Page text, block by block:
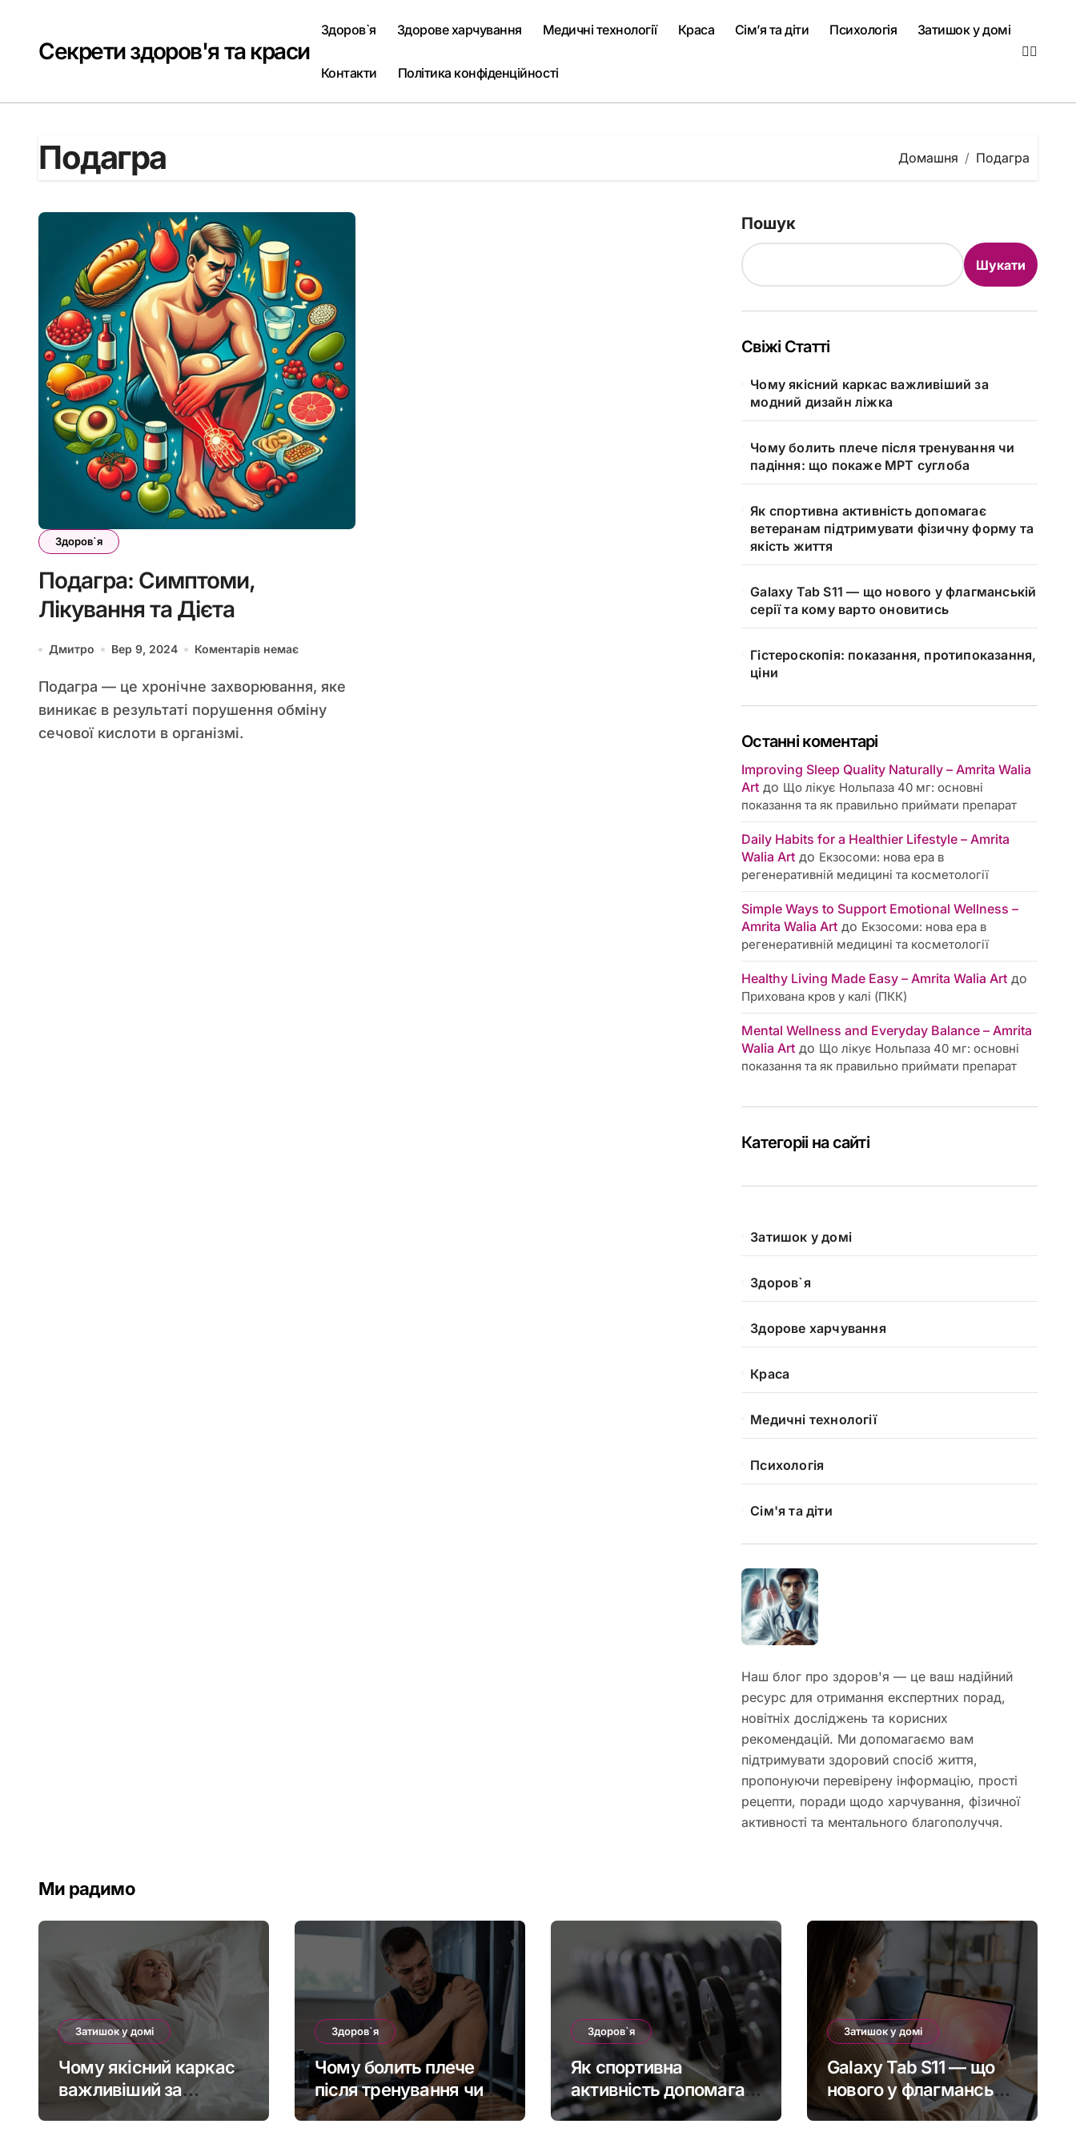
Секрети здоров'я та краси
Здоров`я Здорове харчування Медичні технології Краса Сім’я та діти Психологія Затишок у домі
Контакти Політика конфіденційності
Подагра Домашня Подагра
Здоров`я
Подагра: Симптоми,
Лікування та Дієта
Дмитро Вер 9, 2024 Коментарів немає
Подагра — це хронічне захворювання, яке
виникає в результаті порушення обміну
сечової кислоти в організмі.
Пошук
Шукати
Свіжі Статті
Чому якісний каркас важливіший за
модний дизайн ліжка
Чому болить плече після тренування чи
падіння: що покаже МРТ суглоба
Як спортивна активність допомагає
ветеранам підтримувати фізичну форму та
якість життя
Galaxy Tab S11 — що нового у флагманській
серії та кому варто оновитись
Гістероскопія: показання, протипоказання,
ціни
Останні коментарі
Improving Sleep Quality Naturally – Amrita Walia
Art до Що лікує Нольпаза 40 мг: основні
показання та як правильно приймати препарат
Daily Habits for a Healthier Lifestyle – Amrita
Walia Art до Екзосоми: нова ера в
регенеративній медицині та косметології
Simple Ways to Support Emotional Wellness –
Amrita Walia Art до Екзосоми: нова ера в
регенеративній медицині та косметології
Healthy Living Made Easy – Amrita Walia Art до
Прихована кров у калі (ПКК)
Mental Wellness and Everyday Balance – Amrita
Walia Art до Що лікує Нольпаза 40 мг: основні
показання та як правильно приймати препарат
Категоріі на сайті
Затишок у домі
Здоров`я
Здорове харчування
Краса
Медичні технології
Психологія
Сім'я та діти
Наш блог про здоров'я — це ваш надійний
ресурс для отримання експертних порад,
новітніх досліджень та корисних
рекомендацій. Ми допомагаємо вам
підтримувати здоровий спосіб життя,
пропонуючи перевірену інформацію, прості
рецепти, поради щодо харчування, фізичної
активності та ментального благополуччя.
Ми радимо
Затишок у домі
Чому якісний каркас
важливіший за
модний дизайн ліжка
Здоров`я
Чому болить плече
після тренування чи
падіння: що покаже
Здоров`я
Як спортивна
активність допомагає
ветеранам
Затишок у домі
Galaxy Tab S11 — що
нового у флагманській
серії та кому варто